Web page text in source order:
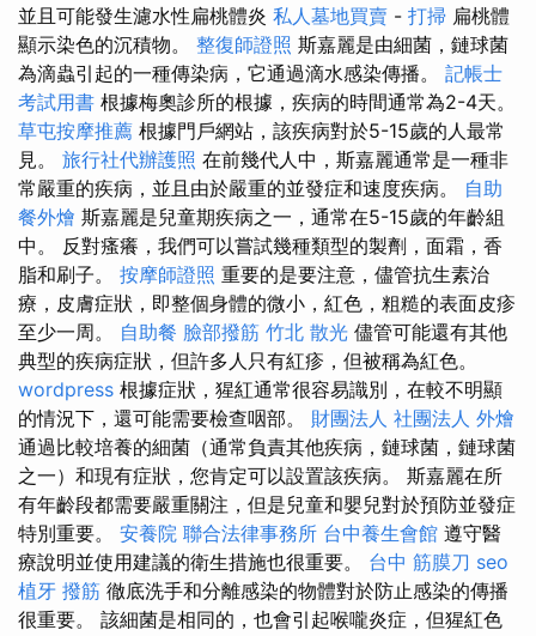
並且可能發生濾水性扁桃體炎 私人墓地買賣 - 打掃 扁桃體
顯示染色的沉積物。 整復師證照 斯嘉麗是由細菌，鏈球菌
為滴蟲引起的一種傳染病，它通過滴水感染傳播。 記帳士
考試用書 根據梅奧診所的根據，疾病的時間通常為2-4天。
草屯按摩推薦 根據門戶網站，該疾病對於5-15歲的人最常
見。 旅行社代辦護照 在前幾代人中，斯嘉麗通常是一種非
常嚴重的疾病，並且由於嚴重的並發症和速度疾病。 自助
餐外燴 斯嘉麗是兒童期疾病之一，通常在5-15歲的年齡組
中。 反對瘙癢，我們可以嘗試幾種類型的製劑，面霜，香
脂和刷子。 按摩師證照 重要的是要注意，儘管抗生素治
療，皮膚症狀，即整個身體的微小，紅色，粗糙的表面皮疹
至少一周。 自助餐 臉部撥筋 竹北 散光 儘管可能還有其他
典型的疾病症狀，但許多人只有紅疹，但被稱為紅色。
wordpress 根據症狀，猩紅通常很容易識別，在較不明顯
的情況下，還可能需要檢查咽部。 財團法人 社團法人 外燴
通過比較培養的細菌（通常負責其他疾病，鏈球菌，鏈球菌
之一）和現有症狀，您肯定可以設置該疾病。 斯嘉麗在所
有年齡段都需要嚴重關注，但是兒童和嬰兒對於預防並發症
特別重要。 安養院 聯合法律事務所 台中養生會館 遵守醫
療說明並使用建議的衛生措施也很重要。 台中 筋膜刀 seo
植牙 撥筋 徹底洗手和分離感染的物體對於防止感染的傳播
很重要。 該細菌是相同的，也會引起喉嚨炎症，但猩紅色